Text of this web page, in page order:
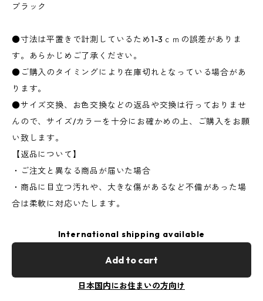
ブラック
●寸法は平置きで計測しているため1-3ｃｍの誤差がありま
す。あらかじめご了承ください。
●ご購入のタイミングにより在庫切れとなっている場合があ
ります。
●サイズ交換、お色交換などの返品や交換は行っておりませ
んので、サイズ/カラーを十分にお確かめの上、ご購入をお願
い致します。
【返品について】
・ご注文と異なる商品が届いた場合
・商品に目立つ汚れや、大きな傷があるなど不備があった場
合は柔軟に対応いたします。
International shipping available
Add to cart
日本国内にお住まいの方向け